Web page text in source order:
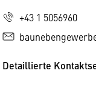
+43 1 5056960
Detaillierte